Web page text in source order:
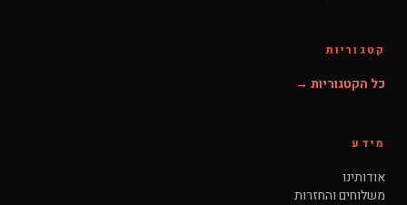
קטגוריות
כל הקטגוריות →
מידע
אודותינו
משלוחים והחזרות